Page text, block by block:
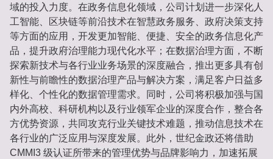
域的投入力度。在政务信息化领域，公司计划进一步深化人
工智能、区块链等前沿技术在智慧政务服务、政府决策支持
等方面的应用，开发更加智能、便捷、安全的政务信息化产
品，提升政府治理能力现代化水平；在数据治理方面，不断
探索新技术与各行业业务场景的深度融合，推出更多具有创
新性与前瞻性的数据治理产品与解决方案，满足客户日益多
样化、个性化的数据管理需求。同时，公司将积极加强与国
内外高校、科研机构以及行业领军企业的深度合作，整合各
方优势资源，共同攻克行业关键技术难题，推动信息技术在
各行业的广泛应用与深度发展。此外，世纪金政还将借助
CMMI3 级认证所带来的管理优势与品牌影响力，加速拓展